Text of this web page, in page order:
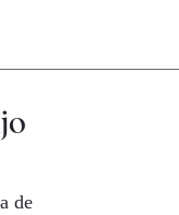
de